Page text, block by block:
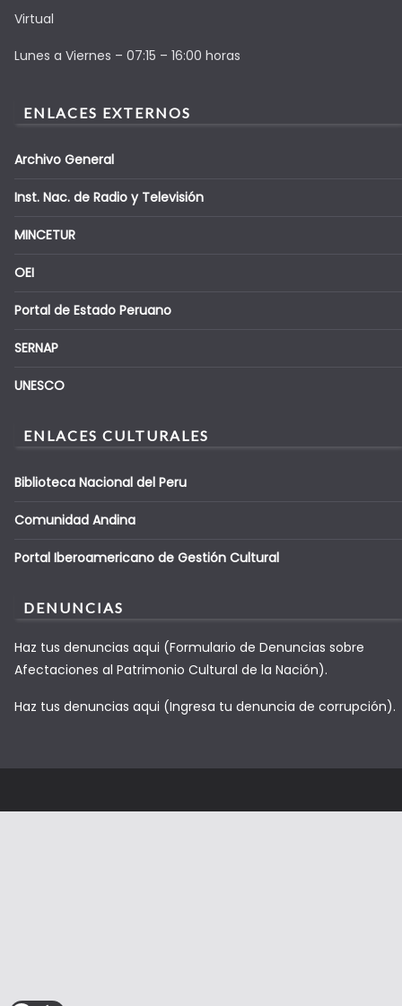
Virtual
Lunes a Viernes – 07:15 – 16:00 horas
ENLACES EXTERNOS
Archivo General
Inst. Nac. de Radio y Televisión
MINCETUR
OEI
Portal de Estado Peruano
SERNAP
UNESCO
ENLACES CULTURALES
Biblioteca Nacional del Peru
Comunidad Andina
Portal Iberoamericano de Gestión Cultural
DENUNCIAS
Haz tus denuncias aqui (Formulario de Denuncias sobre
Afectaciones al Patrimonio Cultural de la Nación).
Haz tus denuncias aqui (Ingresa tu denuncia de corrupción).